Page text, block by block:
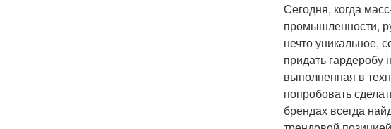
Сегодня, когда
промышленности,
нечто уникальное,
придать
выполненная в
попробовать
брендах всегда